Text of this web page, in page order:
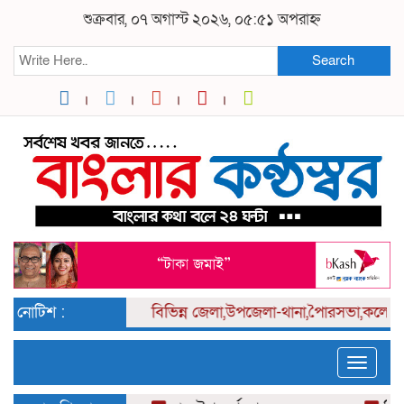
শুক্রবার, ০৭ অগাস্ট ২০২৬, ০৫:৫১ অপরাহ্ন
Search
নোটিশ : বিভিন্নজেলা,উপজেলা-থানা,পৈারসভা,কলেজ
Toggle